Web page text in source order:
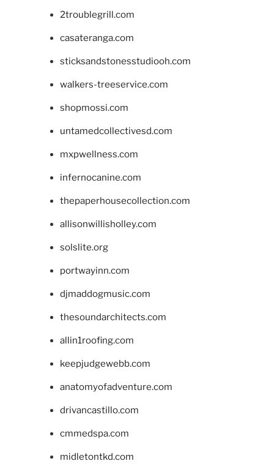
2troublegrill.com
casateranga.com
sticksandstonesstudiooh.com
walkers-treeservice.com
shopmossi.com
untamedcollectivesd.com
mxpwellness.com
infernocanine.com
thepaperhousecollection.com
allisonwillisholley.com
solslite.org
portwayinn.com
djmaddogmusic.com
thesoundarchitects.com
allin1roofing.com
keepjudgewebb.com
anatomyofadventure.com
drivancastillo.com
cmmedspa.com
midletontkd.com